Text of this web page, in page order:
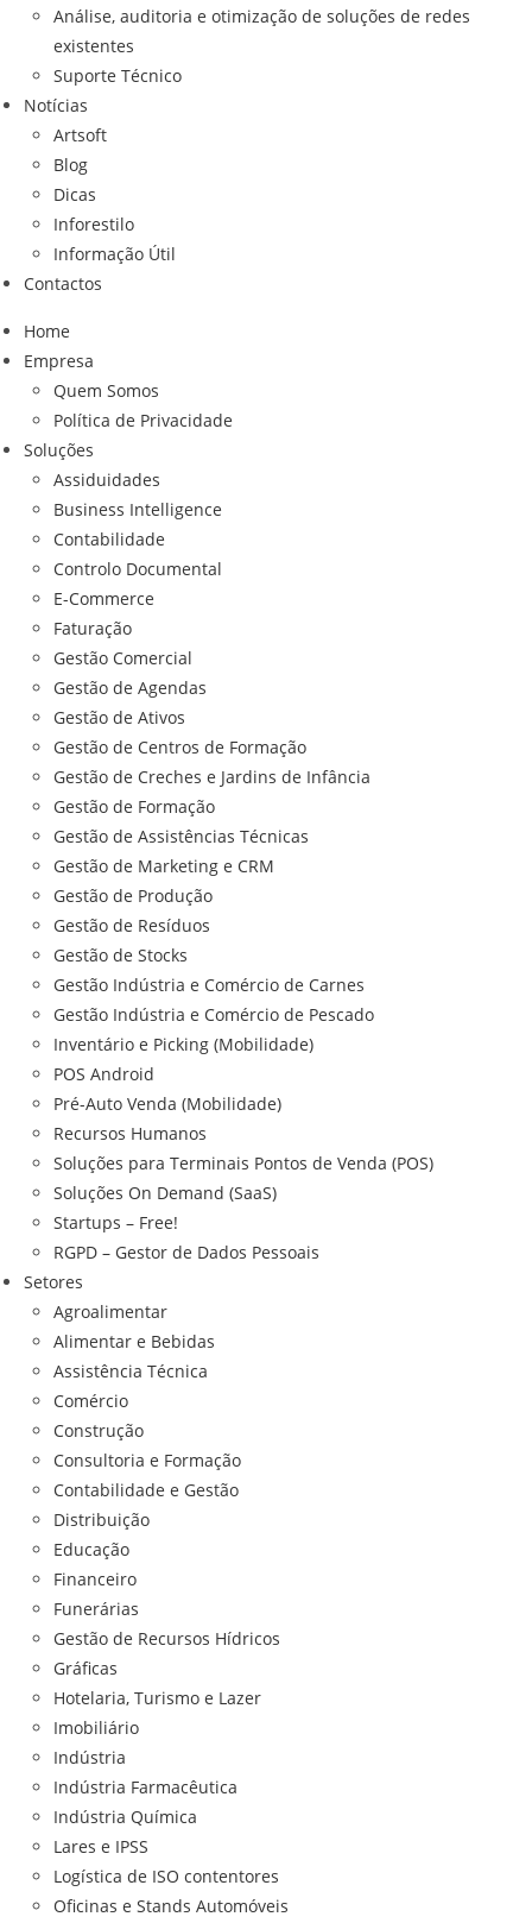
Análise, auditoria e otimização de soluções de redes
existentes
Suporte Técnico
Notícias
Artsoft
Blog
Dicas
Inforestilo
Informação Útil
Contactos
Home
Empresa
Quem Somos
Política de Privacidade
Soluções
Assiduidades
Business Intelligence
Contabilidade
Controlo Documental
E-Commerce
Faturação
Gestão Comercial
Gestão de Agendas
Gestão de Ativos
Gestão de Centros de Formação
Gestão de Creches e Jardins de Infância
Gestão de Formação
Gestão de Assistências Técnicas
Gestão de Marketing e CRM
Gestão de Produção
Gestão de Resíduos
Gestão de Stocks
Gestão Indústria e Comércio de Carnes
Gestão Indústria e Comércio de Pescado
Inventário e Picking (Mobilidade)
POS Android
Pré-Auto Venda (Mobilidade)
Recursos Humanos
Soluções para Terminais Pontos de Venda (POS)
Soluções On Demand (SaaS)
Startups – Free!
RGPD – Gestor de Dados Pessoais
Setores
Agroalimentar
Alimentar e Bebidas
Assistência Técnica
Comércio
Construção
Consultoria e Formação
Contabilidade e Gestão
Distribuição
Educação
Financeiro
Funerárias
Gestão de Recursos Hídricos
Gráficas
Hotelaria, Turismo e Lazer
Imobiliário
Indústria
Indústria Farmacêutica
Indústria Química
Lares e IPSS
Logística de ISO contentores
Oficinas e Stands Automóveis